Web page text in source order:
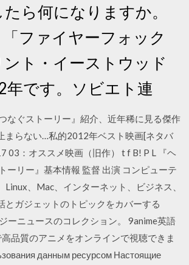
ら何になりますか。
ファイヤーフォック
ント・イーストウッド
年です。ソビエト連
なぐストーリー』紹介、近年稀に見る傑作
まらない…私的2012年ベスト映画[ネタバ
03：オススメ映画（旧作） t f B! P L 『ヘ
ーリー』基本情報 監督 出演 コンピューテ
Linux、Mac、インターネット、ビジネス、
とガジェットのトピックをカバーする
ーニュースのコレクション。 9anime英語
品質のアニメをオンラインで視聴できま
данным ресурсом Настоящие